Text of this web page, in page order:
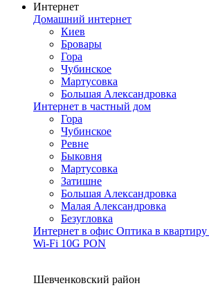
Интернет
Домашний интернет
Киев
Бровары
Гора
Чубинское
Мартусовка
Большая Александровка
Интернет в частный дом
Гора
Чубинское
Ревне
Быковня
Мартусовка
Затишне
Большая Александровка
Малая Александровка
Безугловка
Интернет в офис Оптика в квартиру
Wi-Fi 10G PON
Шевченковский район